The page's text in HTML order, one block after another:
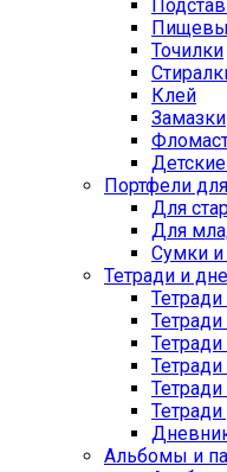
Точилки
Клей
Замазки
Портфели
Для
Для
Сумки и
Тетради и
Альбомы и